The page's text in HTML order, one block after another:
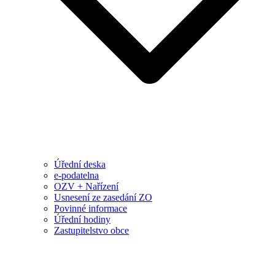
Úřední deska
e-podatelna
OZV + Nařízení
Usnesení ze zasedání ZO
Povinné informace
Úřední hodiny
Zastupitelstvo obce